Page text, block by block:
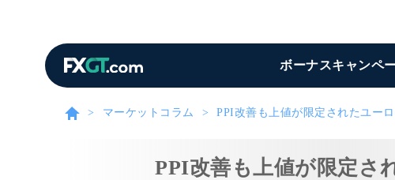
ボーナスキャンペ
マーケットコラム PPI改善も上値が限定されたユー
PPI改善も上値が限定さ